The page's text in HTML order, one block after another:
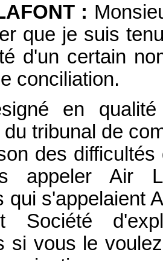
:
que je suis
d'un certain
conciliation.
en
tribunal de
des
appeler Air
qui s'appelaient
Société
si vous le